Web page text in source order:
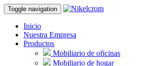
Toggle navigation
Inicio
Nuestra Empresa
Productos
Mobiliario de oficinas
Mobiliario de hogar